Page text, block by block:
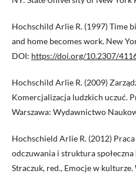
Hochschild Arlie R. (1997) Time
and home becomes work. New
DOI: https://doi.org/10.2307/
Hochschild Arlie R. (2009)
Komercjalizacja ludzkich uczuć.
Warszawa: Wydawnictwo
Hochschield Arlie R. (2012)
odczuwania i struktura
Straczuk, red., Emocje w